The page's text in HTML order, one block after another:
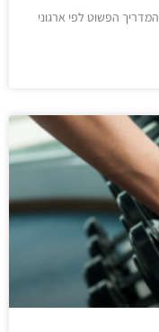
הפשוט לפי ארגוני